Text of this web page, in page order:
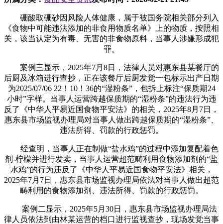
硼酸取硼砂因风险人体健康，属于被国务院相关部分列入
《食物中可能违法添加的非食用物质名单》上的物质，按照相
关，该当认定为有毒、无害的非食物原料，当事人涉嫌形成犯
罪。
案例三显示，2025年7月8日，法律人员对惠东县某餐厅的
后厨及冰箱进行查抄，正在该餐厅后厨发觉一包标示出产日期
为2025/07/06 22！10！36的“湿粉条”，包拆上标注“保质期24
小时”字样。当事人运营跨越保质期的“湿粉条”的违法行为违
反了《中华人平易近国食物平安法》的相关，2025年8月7日，
惠东县市场监视办理局对当事人做出跨越保质期的“湿粉条”、
违法所得、罚款的行政惩罚。
经查明，当事人正在制做“盐水鸡”的过程中添加复配着色
剂-柠檬并进行发卖，当事人运营超范畴利用食物添加剂的“盐
水鸡”的行为违反了《中华人平易近国食物平安法》相关，
2025年7月7日，惠东县市场监视办理局依法对当事人做出超范
畴利用的食物添加剂、违法所得、罚款的行政惩罚。
案例二显示，2025年5月30日，惠东县市场监视办理局法
律人员依法到由林某运营的档口进行监视查抄，现场发觉当事